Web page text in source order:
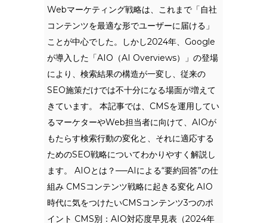
Webマーケティング戦略は、これまで「自社
コンテンツを最適な形でユーザーに届ける」
ことが中心でした。しかし2024年、Google
が導入した「AIO（AI Overviews）」の登場
により、検索結果の構造が一変し、従来の
SEO施策だけでは不十分になる場面が増えて
きています。 本記事では、CMSを運用してい
るマーケターやWeb担当者に向けて、AIOが
もたらす検索行動の変化と、それに適応する
ためのSEO戦略についてわかりやすく解説し
ます。 AIOとは？──AIによる“要約回答”の仕
組み CMSコンテンツ戦略に起きる変化 AIO
時代に気をつけたいCMSコンテンツ3つのポ
イント CMS別：AIO対応度早見表（2024年